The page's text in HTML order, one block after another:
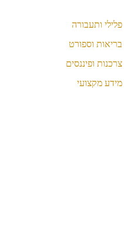
פלילי ותעבורה
בריאות וספורט
צרכנות ופיננסים
מידע מקצועי